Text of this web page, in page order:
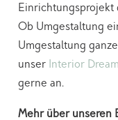
Einrichtungsprojekt
Ob Umgestaltung
Umgestaltung
unser Interior
gerne an.
Mehr über unseren